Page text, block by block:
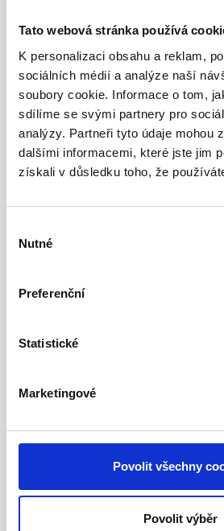
Tato webová stránka používá
K personalizaci obsahu a reklam,
sociálních médií a analýze naší
soubory cookie. Informace o tom,
sdílíme se svými partnery pro
analýzy. Partneři tyto údaje mohou
dalšími informacemi, které jste jim
získali v důsledku toho, že
souhlasu
Nutné
Preferenční
Statistické
Marketingové
Povolit všechny
Povolit výběr
DATOVÉ
Nabízíme komplexní
strukturovaných